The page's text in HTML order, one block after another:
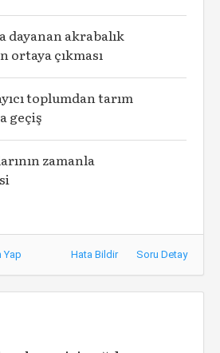
dayanan akrabalık
çıkması
toplumdan tarım
geçiş
zamanla
Yap Hata Bildir Soru Detay